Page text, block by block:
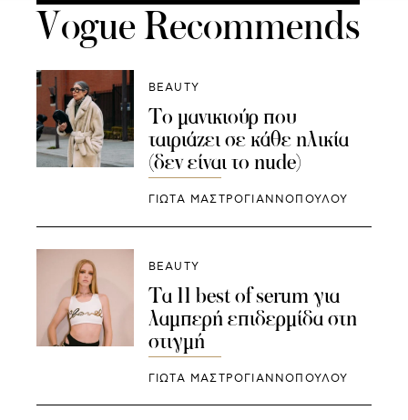
Vogue Recommends
BEAUTY
Το μανικιούρ που
ταιριάζει σε κάθε ηλικία
(δεν είναι το nude)
ΓΙΩΤΑ ΜΑΣΤΡΟΓΙΑΝΝΟΠΟΥΛΟΥ
BEAUTY
Τα 11 best of serum για
λαμπερή επιδερμίδα στη
στιγμή
ΓΙΩΤΑ ΜΑΣΤΡΟΓΙΑΝΝΟΠΟΥΛΟΥ